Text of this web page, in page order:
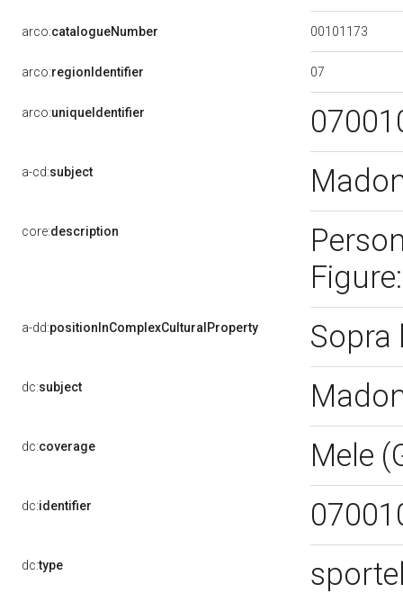
arco:catalogueNumber 00101173
arco:regionIdentifier 07
arco:uniqueIdentifier
a-cd:subject
core:description
a-dd:positionInComplexCulturalProperty Sopra
dc:subject
dc:coverage Mele
dc:identifier
dc:type